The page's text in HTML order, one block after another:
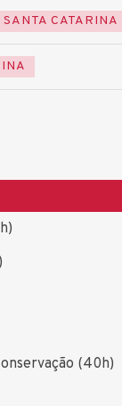
SANTA CATARINA
(40h)